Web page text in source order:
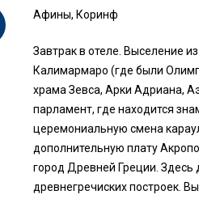
Афины, Коринф
Завтрак в отеле. Выселение
Калимармаро (где были
храма Зевса, Арки Адриана,
парламент, где находится
церемониальную смена
дополнительную плату
город Древней Греции. Здесь
древнегречиских построек.